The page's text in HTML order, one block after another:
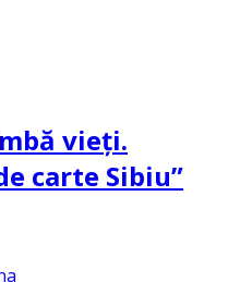
vieți.
carte Sibiu”